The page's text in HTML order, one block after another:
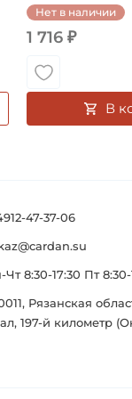
узлы в
Нет в наличии
1 716 ₽
В
47-37-06
Чт 8:30-17:30 Пт 8:30-
Рязанская
197-й километр